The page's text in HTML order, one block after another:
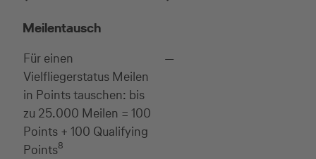
Meilentausch
Für einen
Vielfliegerstatus Meilen
in Points tauschen: bis
zu 25.000 Meilen = 100
Points + 100 Qualifying
Points8
—